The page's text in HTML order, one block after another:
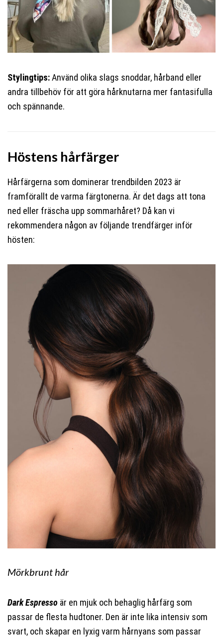
Stylingtips:Använd olika slags snoddar, hårband eller
andra tillbehöv för att göra hårknutarna mer fantasifulla
och spännande.
Höstens hårfärger
Hårfärgerna som dominerar trendbilden 2023 är
framförallt de varma färgtonerna. Är det dags att tona
ned eller fräscha upp sommarhåret? Då kan vi
rekommendera någon av följande trendfärger inför
hösten:
Mörkbrunt hår
Dark Espresso är en mjuk och behaglig hårfärg som
passar de flesta hudtoner. Den är inte lika intensiv som
svart, och skapar en lyxig varm hårnyans som passar